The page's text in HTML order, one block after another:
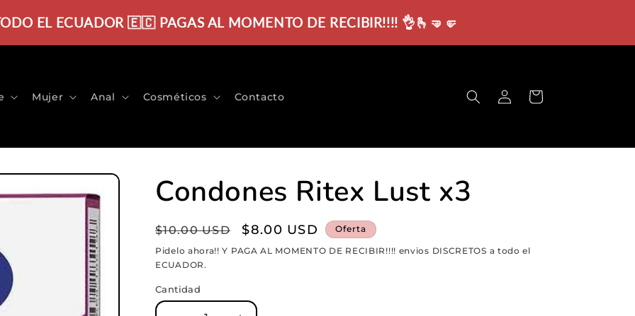
EL ECUADOR 🇪🇨 PAGAS AL MOMENTO DE RECIBIR!!!! 👌🫰🤜🤛
Mujer Anal Cosméticos Contacto
sesión
Carrito
Condones Ritex Lust x3
Precio
habitual
$10.00 USD
Precio
de
$8.00 USD Oferta
Pidelo ahora!! Y PAGA AL MOMENTO DE RECIBIR!!!! envios DISCRETOS a todo el
ECUADOR.
Cantidad